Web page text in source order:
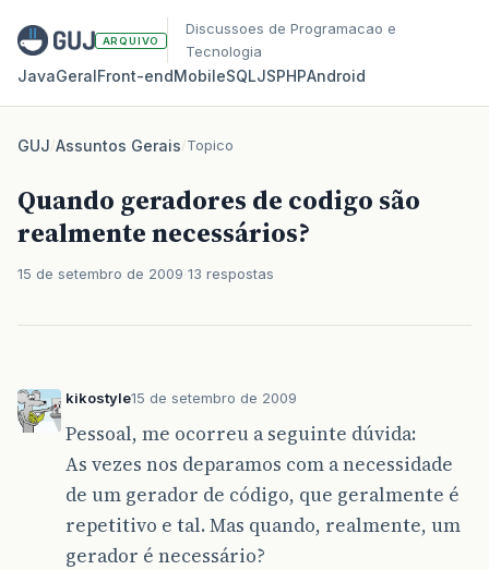
ARQUIVO
Discussoes de Programacao e
Tecnologia
JavaGeralFront‑endMobileSQLJSPHPAndroid
GUJ/Assuntos Gerais/Topico
Quando geradores de codigo são
realmente necessários?
15 de setembro de 2009 13 respostas
kikostyle15 de setembro de 2009
Pessoal, me ocorreu a seguinte dúvida:
As vezes nos deparamos com a necessidade
de um gerador de código, que geralmente é
repetitivo e tal. Mas quando, realmente, um
gerador é necessário?